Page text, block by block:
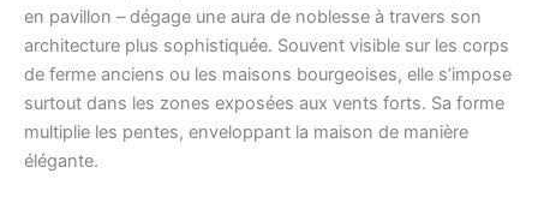
en pavillon – dégage une aura de noblesse à travers son
architecture plus sophistiquée. Souvent visible sur les corps
de ferme anciens ou les maisons bourgeoises, elle s’impose
surtout dans les zones exposées aux vents forts. Sa forme
multiplie les pentes, enveloppant la maison de manière
élégante.